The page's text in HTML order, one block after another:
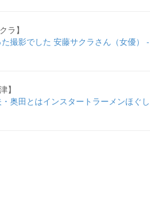
ラ】
撮影でした 安藤サクラさん（女優） -
】
奥田とはインスタートラーメンほぐし